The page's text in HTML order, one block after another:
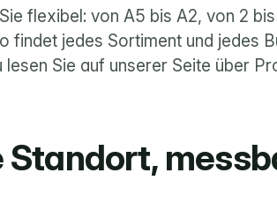
flexibel: von A5 bis A2, von 2
findet jedes Sortiment und jedes
Sie auf unserer Seite über
Standort,